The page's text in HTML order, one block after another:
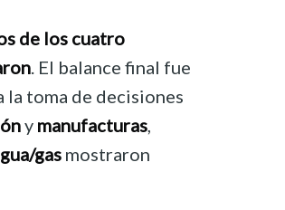
de los cuatro
. El balance final fue
la toma de decisiones
y manufacturas,
gas mostraron